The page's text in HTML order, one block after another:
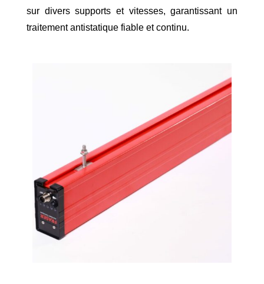
sur divers supports et vitesses, garantissant un
traitement antistatique fiable et continu.